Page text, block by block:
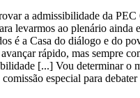
a admissibilidade da
levarmos ao plenário ainda
é a Casa do diálogo e do
rápido, mas sempre
[...] Vou determinar o
especial para